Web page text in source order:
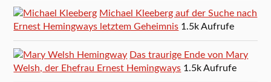
Michael Kleeberg auf der Suche nach
Ernest Hemingways letztem Geheimnis 1.5k Aufrufe
Das traurige Ende von Mary
Welsh, der Ehefrau Ernest Hemingways 1.5k Aufrufe